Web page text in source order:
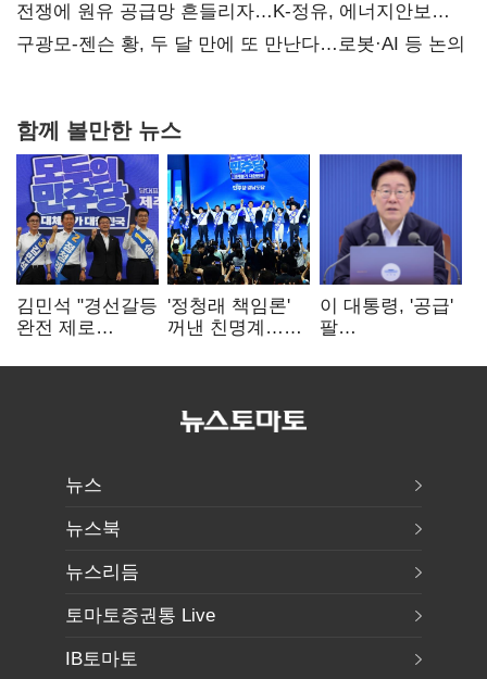
때리기
전쟁에 원유 공급망 흔들리자…K-정유, 에너지안보
핵심으로 재부상
구광모-젠슨 황, 두 달 만에 또 만난다…로봇·AI 등 논의
함께 볼만한 뉴스
김민석 "경선갈등
완전 제로
"반명 공세
'정청래 책임론'
꺼낸 친명계…
추가투표 때리기
이 대통령, '공급'
팔
여 내부선
뉴스
뉴스북
뉴스리듬
토마토증권통 Live
IB토마토